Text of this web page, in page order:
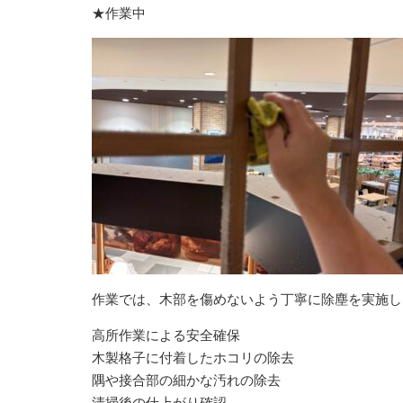
★作業中
作業では、木部を傷めないよう丁寧に除塵を実施
高所作業による安全確保
木製格子に付着したホコリの除去
隅や接合部の細かな汚れの除去